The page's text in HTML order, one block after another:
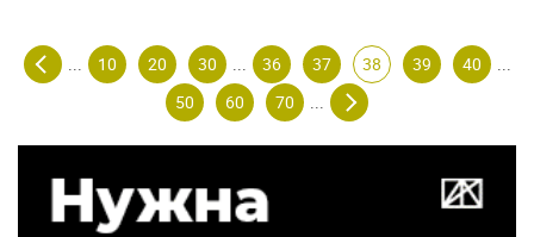
... 10 20 30 ... 36 37 38 39 40
...
50
60 70 ...